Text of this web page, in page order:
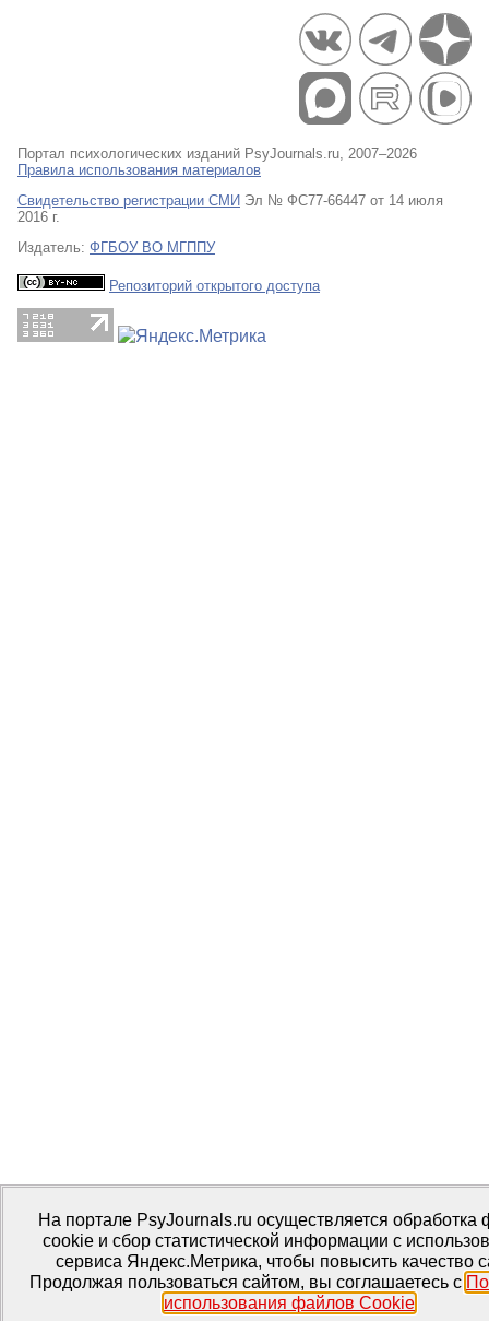
Портал психологических изданий PsyJournals.ru, 2007–2026
Правила использования материалов
Свидетельство регистрации СМИ Эл № ФС77-66447 от 14 июля
2016 г.
Издатель: ФГБОУ ВО МГППУ
Репозиторий открытого доступа
На портале PsyJournals.ru осуществляется обработка
cookie и сбор статистической информации с
сервиса Яндекс.Метрика, чтобы повысить качество
Продолжая пользоваться сайтом, вы соглашаетесь с
использования файлов Cookie